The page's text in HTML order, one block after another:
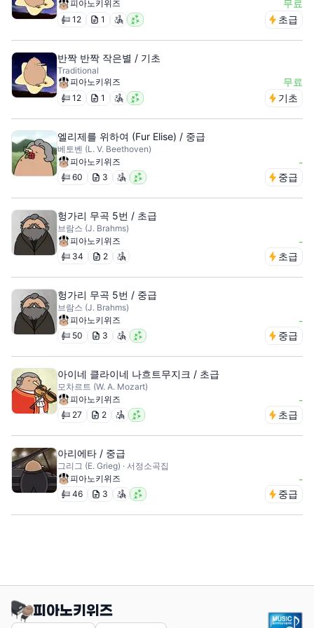
피아노키위즈 무료
12 1 초급
반짝 반짝 작은별 / 기초
Traditional
피아노키위즈
무료
12 1 기초
엘리제를 위하여 (Fur Elise) / 중급
베토벤 (L. V. Beethoven)
피아노키위즈
-
60 3 중급
헝가리 무곡 5번 / 초급
브람스 (J. Brahms)
피아노키위즈
-
34 2 초급
헝가리 무곡 5번 / 중급
브람스 (J. Brahms)
피아노키위즈
-
50 3 중급
아이네 클라이네 나흐트무지크 / 초급
모차르트 (W. A. Mozart)
피아노키위즈
-
27 2 초급
아리에타 / 중급
그리그 (E. Grieg) · 서정소곡집
피아노키위즈
-
46 3 중급